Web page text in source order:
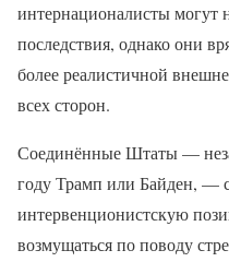
интернационалисты могут
последствия, однако они
более реалистичной
всех сторон.
Соединённые Штаты —
году Трамп или Байден, —
интервенционистскую
возмущаться по поводу